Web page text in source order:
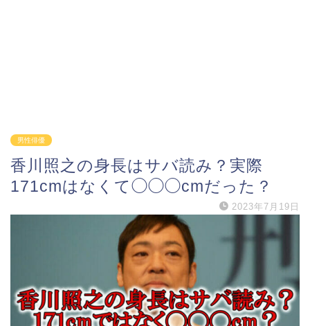
男性俳優
香川照之の身長はサバ読み？実際
171cmはなくて◯◯◯cmだった？
2023年7月19日